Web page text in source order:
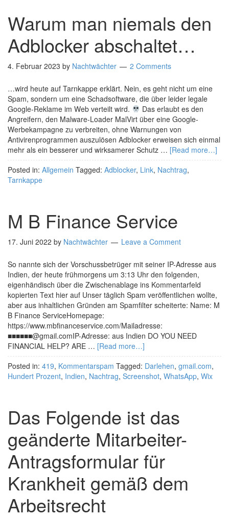
Warum man niemals den
Adblocker abschaltet…
4. Februar 2023 by Nachtwächter 2 Comments
…wird heute auf Tarnkappe erklärt. Nein, es geht nicht um eine
Spam, sondern um eine Schadsoftware, die über leider legale
Google-Reklame im Web verteilt wird.
Das erlaubt es den
Angreifern, den Malware-Loader MalVirt über eine Google-
Werbekampagne zu verbreiten, ohne Warnungen von
Antivirenprogrammen auszulösen Adblocker erweisen sich einmal
mehr als ein besserer und wirksamerer Schutz … [Read more…]
Posted in: Allgemein Tagged: Adblocker, Link, Nachtrag,
Tarnkappe
M B Finance Service
17. Juni 2022 by Nachtwächter Leave a Comment
So nannte sich der Vorschussbetrüger mit seiner IP-Adresse aus
Indien, der heute frühmorgens um 3:13 Uhr den folgenden,
eigenhändisch über die Zwischenablage ins Kommentarfeld
kopierten Text hier auf Unser täglich Spam veröffentlichen wollte,
aber aus inhaltlichen Gründen am Spamfilter scheiterte: Name: M
B Finance ServiceHomepage:
https://www.mbfinanceservice.com/Mailadresse:
■■■■■■@gmail.comIP-Adresse: aus Indien DO YOU NEED
FINANCIAL HELP? ARE … [Read more…]
Posted in: 419, Kommentarspam Tagged: Darlehen, gmail.com,
Hundert Prozent, Indien, Nachtrag, Screenshot, WhatsApp, Wix
Das Folgende ist das
geänderte Mitarbeiter-
Antragsformular für
Krankheit gemäß dem
Arbeitsrecht